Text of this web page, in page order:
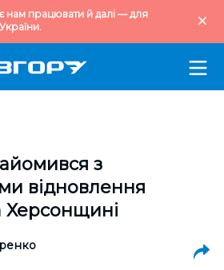
нам працювати й далі — для
з
відновлення
Херсонщині